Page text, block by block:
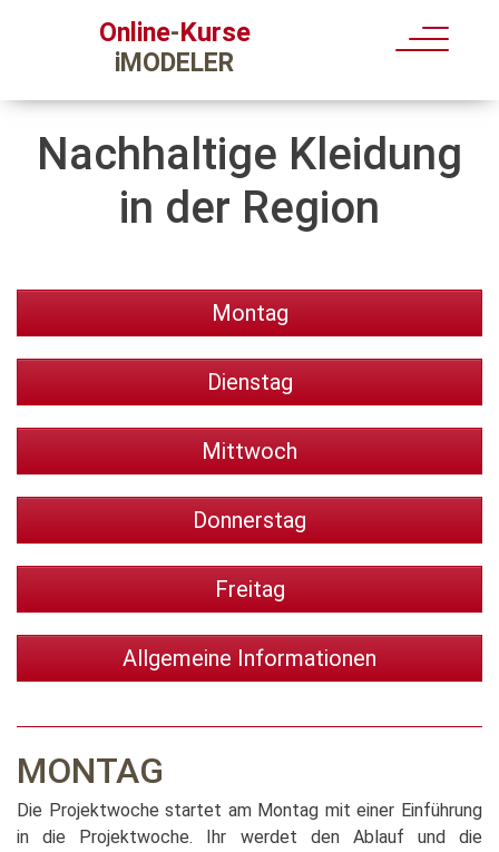
Online-Kurse
iMODELER
Nachhaltige Kleidung
in der Region
Montag
Dienstag
Mittwoch
Donnerstag
Freitag
Allgemeine Informationen
MONTAG
Die Projektwoche startet am Montag mit einer Einführung
in die Projektwoche. Ihr werdet den Ablauf und die